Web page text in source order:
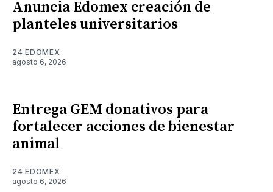
Anuncia Edomex creación de
planteles universitarios
24 EDOMEX
agosto 6, 2026
Entrega GEM donativos para
fortalecer acciones de bienestar
animal
24 EDOMEX
agosto 6, 2026